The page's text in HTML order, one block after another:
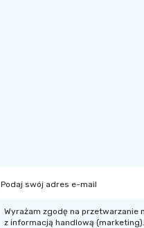
Podaj swój adres e-mail
Wyrażam zgodę na
z informacją handlową